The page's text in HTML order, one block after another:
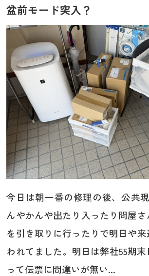
盆前モード突入？
今日は朝一番の修理の後、公共
んやかんや出たり入ったり問屋
を引き取りに行ったりで明日や
われてました。明日は弊社55期
って伝票に間違いが無い...